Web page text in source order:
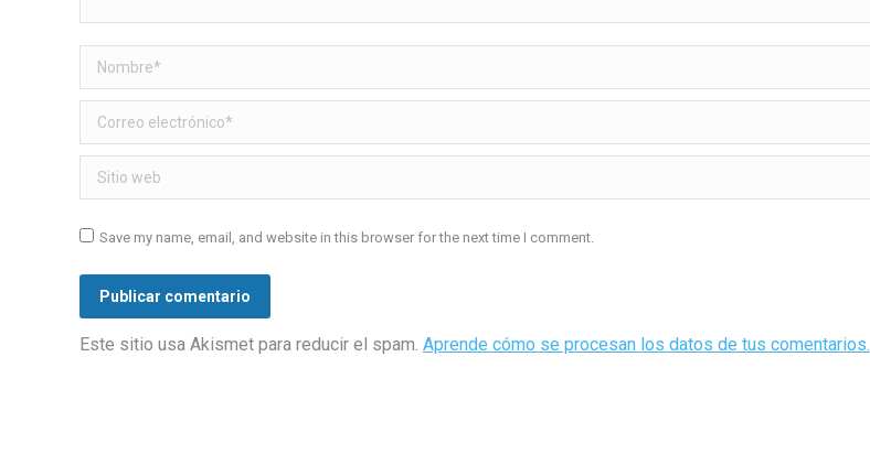
Nombre *
Correo electrónico *
Sitio web
Save my name, email, and website in this browser for the next time I comment.
Publicar comentario
Este sitio usa Akismet para reducir el spam. Aprende cómo se procesan los datos de tus comentarios.